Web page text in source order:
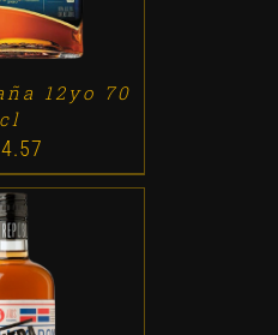
12yo 70
cl
/ DETALLES